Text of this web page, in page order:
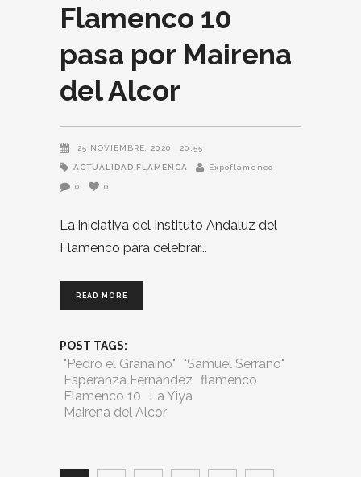
Flamenco 10
pasa por Mairena
del Alcor
25 NOVIEMBRE, 2020 20:55
ACTUALIDAD FLAMENCA Expoflamenco
0 0
La iniciativa del Instituto Andaluz del
Flamenco para celebrar
READ MORE
POST TAGS:
"Pedro el Granaino"
"Samuel Serrano"
Esperanza Fernández flamenco
Flamenco 10
La Yiya
Mairena del Alcor